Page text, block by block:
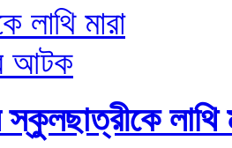
স্কুলছাত্রীকে